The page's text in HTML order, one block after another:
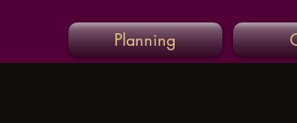
Planning